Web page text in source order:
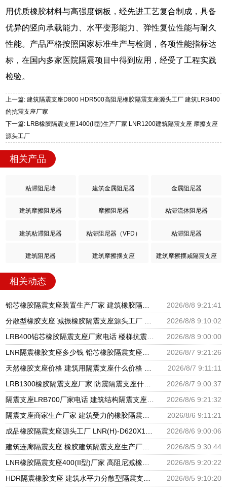
用优质橡胶材料与高强度钢板，经先进工艺复合制成，具备
优异的竖向承载能力、水平变形能力、弹性复位性能与耐久
性能。产品严格按照国家标准生产与检测，各项性能指标达
标，在国内多家医院隔震项目中得到应用，经受了工程实践
检验。
上一篇: 建筑隔震支座D800 HDR500高阻尼橡胶隔震支座源头工厂 建筑LRB400
的抗震支座厂家
下一篇: LRB橡胶隔震支座1400(II型)生产厂家 LNR1200建筑隔震支座 摩擦支座
源头工厂
相关产品
粘滞阻尼墙 建筑金属阻尼器 金属阻尼器
建筑摩擦阻尼器 摩擦阻尼器 粘滞流体阻尼器
建筑粘滞阻尼器 粘滞阻尼器（VFD） 粘滞阻尼器
建筑阻尼器 建筑摩擦摆支座 建筑摩擦摆减隔震支座
相关动态
铅芯橡胶隔震支座装置生产厂家 建筑橡胶隔震支座LNR-700源头工厂 隔震支座价钱
2026/8/8 9:21:41
分散型橡胶支座 减振橡胶隔震支座源头工厂 隔震橡胶支座厂家电话
2026/8/8 9:10:02
LRB400铅芯橡胶隔震支座厂家电话 楼梯抗震支座 分散型隔震支座
2026/8/8 9:00:00
LNR隔震橡胶支座多少钱 铅芯橡胶隔震支座报价 高阻尼橡胶隔震支座生产厂家
2026/8/7 9:21:26
天然橡胶支座价格 建筑用隔震支座什么价格 橡胶楼梯支座价格
2026/8/7 9:11:11
LRB1300橡胶隔震支座厂家 防震隔震支座什么价格 LRB700铅芯橡胶隔震支座什么价格
2026/8/7 9:00:37
隔震支座LRB700厂家电话 建筑结构隔震支座厂家电话 LNR900隔震橡胶支座生产加工
2026/8/6 9:21:32
隔震支座商家生产厂家 建筑受力的橡胶隔震支座厂家 LNR隔震支座500厂家
2026/8/6 9:11:21
成品橡胶隔震支座源头工厂 LNR(H)-D620X179隔震支座源头工厂 水平分散型隔震支座生产厂家
2026/8/6 9:00:06
建筑连廊隔震支座 橡胶建筑隔震支座生产厂家 建筑铅芯隔振支座厂家
2026/8/5 9:30:44
LNR橡胶隔震支座400(II型)厂家 高阻尼减橡胶隔震支座厂家 建筑橡胶建筑隔震支座厂家
2026/8/5 9:20:22
HDR隔震橡胶支座 建筑水平力分散型隔震支座生产厂家 圆形高阻尼隔震支座的源头工厂
2026/8/5 9:10:20